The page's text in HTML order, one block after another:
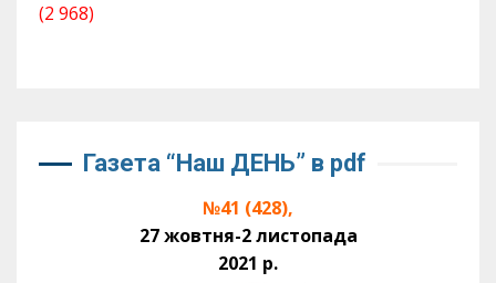
(2 968)
Газета “Наш ДЕНЬ” в pdf
№41 (428),
27 жовтня-2 листопада
2021 р.